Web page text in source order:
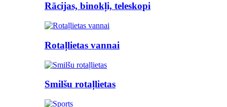
Rācijas, binokļi, teleskopi
Rotaļlietas vannai
Smilšu rotaļlietas